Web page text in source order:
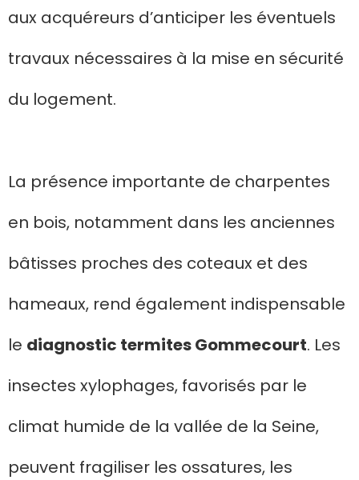
aux acquéreurs d’anticiper les éventuels
travaux nécessaires à la mise en sécurité
du logement.
La présence importante de charpentes
en bois, notamment dans les anciennes
bâtisses proches des coteaux et des
hameaux, rend également indispensable
le diagnostic termites Gommecourt. Les
insectes xylophages, favorisés par le
climat humide de la vallée de la Seine,
peuvent fragiliser les ossatures, les